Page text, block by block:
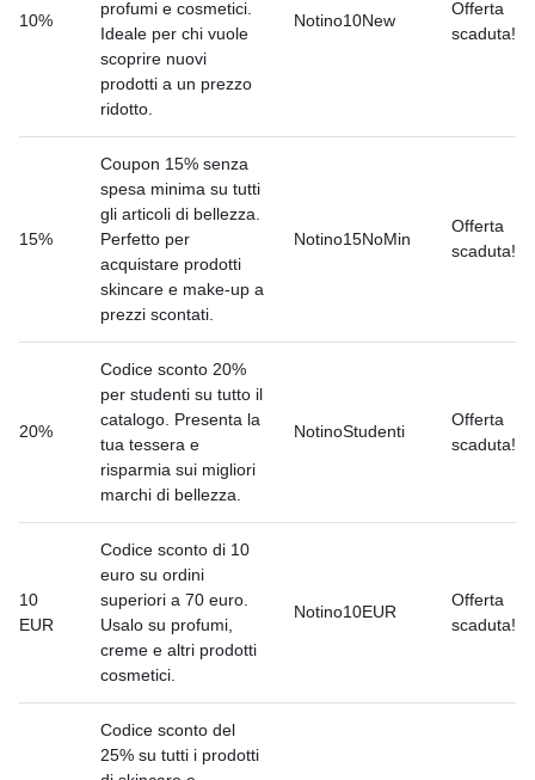
10%
profumi e cosmetici.
Ideale per chi vuole
scoprire nuovi
prodotti a un prezzo
ridotto.
Notino10New
Offerta
scaduta!
15%
Coupon 15% senza
spesa minima su tutti
gli articoli di bellezza.
Perfetto per
acquistare prodotti
skincare e make-up a
prezzi scontati.
Notino15NoMin
Offerta
scaduta!
20%
Codice sconto 20%
per studenti su tutto il
catalogo. Presenta la
tua tessera e
risparmia sui migliori
marchi di bellezza.
NotinoStudenti
Offerta
scaduta!
10
EUR
Codice sconto di 10
euro su ordini
superiori a 70 euro.
Usalo su profumi,
creme e altri prodotti
cosmetici.
Notino10EUR
Offerta
scaduta!
Codice sconto del
25% su tutti i prodotti